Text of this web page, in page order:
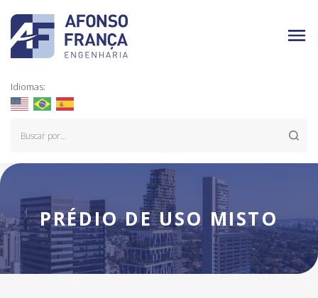
Idiomas:
PRÉDIO DE USO MISTO